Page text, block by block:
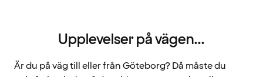
Upplevelser på vägen...
Är du på väg till eller från Göteborg? Då måste du